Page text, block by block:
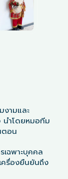
งามและ
นำโดยหมอทีม
อน
ฉพาะบุคคล
ครื่องยืนยันถึง